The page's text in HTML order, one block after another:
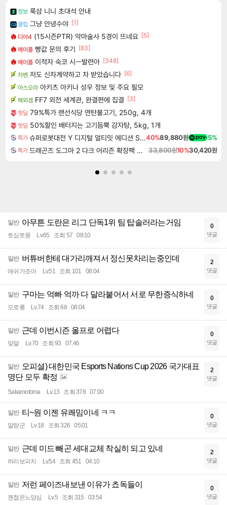
정보 룩삼 니니 초대석 안내
클립 그냥 안녕수야 [1]
디아4 (15시즌PTR) 악마술사 5경이 뜨네요 [5]
메이플 빵값 문의 후기 [83]
메이플 이적자 숙코 시ㅡ발련아 [348]
차벤 저도 신차계약하고 차 받았습니다 [6]
아스오라 아키츠 아키나 성우 정보 및 주요 필모
해외겜 FF7 외전 세계관, 완결편에 집결 [3]
핫딜 79%특가 랜선식당 연탄불고기, 250g, 4개
핫딜 50%할인 배터지는 고기듬뿍 감자탕, 5kg, 1개
특가 슈퍼로봇대전 Y 디지털 얼티밋 에디션 Super Robot Wars Y Digital Ultimate Edition40%89,880원 5%
특가 드래곤즈 도그마 2 다크 어리즌 확장팩 예약구매 Dragon's Dogma 2 Dark Arisen Expansion DLC 33,800원10%30,420원
일반 아무튼 도란은 리그 단독1위 팀 탑솔러라는거임
토심토뭉 Lv.65 조회 57 08:10
0
댓글
일반 버튜버한테 대가리깨져서 정신못차리는중인데
애쉬가조아 Lv.51 조회 101 08:04
2
댓글
일반 구마는 억빠 억까 다 달라붙어서 서로 무한증식하네
모로롱 Lv.74 조회 68 08:04
0
댓글
일반 근데 이번시즌 올프로 어렵다
맞말 Lv.70 조회 93 07:46
0
댓글
일반 오피셜) 대한민국 Esports Nations Cup 2026 국가대표
명단 모두 확정
Sakamotoma Lv.13 조회 378 07:00
2
댓글
일반 티~원 이젠 유쾌밈이네 ㅋㅋ
말랑군 Lv.18 조회 326 05:01
0
댓글
일반 근데 미드 빼곤 세대교체 착실히 되고 있네
하리보피치 Lv.54 조회 451 04:10
2
댓글
일반 저런 페이즈내보낸 이유가 쵸독들이
젠첩은노양심 Lv.5 조회 315 03:54
0
댓글